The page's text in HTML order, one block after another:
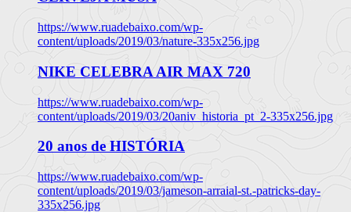
https://www.ruadebaixo.com/wp-
content/uploads/2019/03/nature-335x256.jpg
NIKE CELEBRA AIR MAX 720
https://www.ruadebaixo.com/wp-
content/uploads/2019/03/20aniv_historia_pt_2-335x256.jpg
20 anos de HISTÓRIA
https://www.ruadebaixo.com/wp-
content/uploads/2019/03/jameson-arraial-st.-patricks-day-
335x256.jpg